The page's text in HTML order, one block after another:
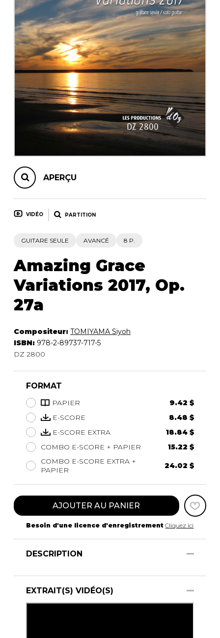
AUTRES PRODUITS
APERÇU
VIDÉO PARTITION
GUITARE SEULE AVANCÉ 8 P.
Amazing Grace
Variations 2017, Op.
27a
Compositeur: TOMIYAMA Siyoh
ISBN: 978-2-89737-717-5
DZ 2800
FORMAT
PAPIER
9.42 $
E-SCORE
8.48 $
E-SCORE EXTRA
18.84 $
COMBO E-SCORE + PAPIER
15.22 $
COMBO E-SCORE EXTRA +
PAPIER
24.02 $
AJOUTER AU PANIER
Besoin d'une licence d'enregistrement Cliquez ici
DESCRIPTION
EXTRAIT(S) VIDÉO(S)